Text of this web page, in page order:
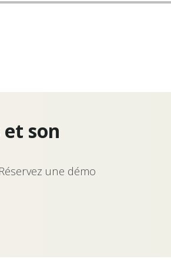
son
une démo